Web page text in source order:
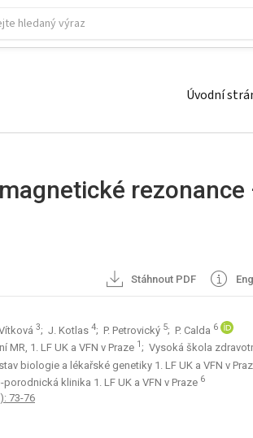
Úvodní
rezonance
Stáhnout PDF
3; J. Kotlas 4; P. Petrovický 5; P. Calda 6
1. LF UK a VFN v Praze 1 ; Vysoká škola
biologie a lékařské genetiky 1. LF UK a VFN v
klinika 1. LF UK a VFN v Praze 6
73-76